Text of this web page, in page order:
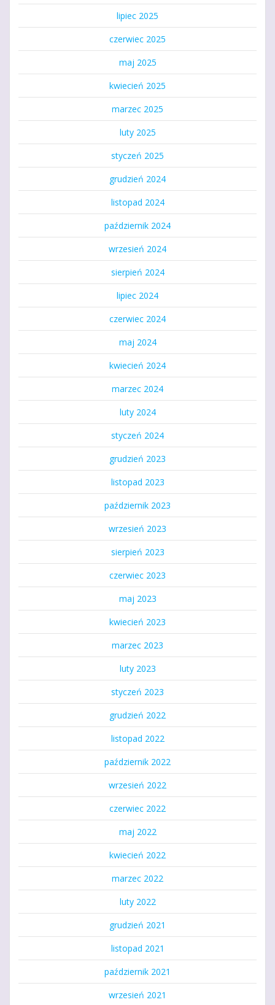
lipiec 2025
czerwiec 2025
maj 2025
kwiecień 2025
marzec 2025
luty 2025
styczeń 2025
grudzień 2024
listopad 2024
październik 2024
wrzesień 2024
sierpień 2024
lipiec 2024
czerwiec 2024
maj 2024
kwiecień 2024
marzec 2024
luty 2024
styczeń 2024
grudzień 2023
listopad 2023
październik 2023
wrzesień 2023
sierpień 2023
czerwiec 2023
maj 2023
kwiecień 2023
marzec 2023
luty 2023
styczeń 2023
grudzień 2022
listopad 2022
październik 2022
wrzesień 2022
czerwiec 2022
maj 2022
kwiecień 2022
marzec 2022
luty 2022
grudzień 2021
listopad 2021
październik 2021
wrzesień 2021